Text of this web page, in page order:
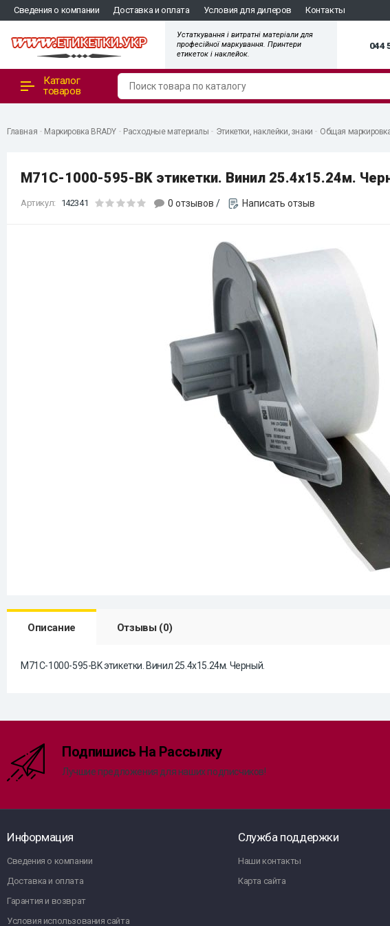
Сведения о компании Доставка и оплата Условия для дилеров Контакты
Устаткування і витратні матеріали для
професійної маркування. Принтери
етикеток і наклейок.
044
Каталог
товаров
Главная Маркировка BRADY Расходные материалы Этикетки, наклейки, знаки Общая
M71C-1000-595-BK этикетки. Винил 25.4х15.24м.
Артикул: 142341 0 отзывов / Написать отзыв
Описание Отзывы (0)
M71C-1000-595-BK этикетки. Винил 25.4х15.24м. Черный.
Подпишись На Рассылку
Лучшие предложения для наших подписчиков!
Информация
Сведения о компании
Доставка и оплата
Гарантия и возврат
Условия использования сайта
Служба поддержки
Наши контакты
Карта сайта